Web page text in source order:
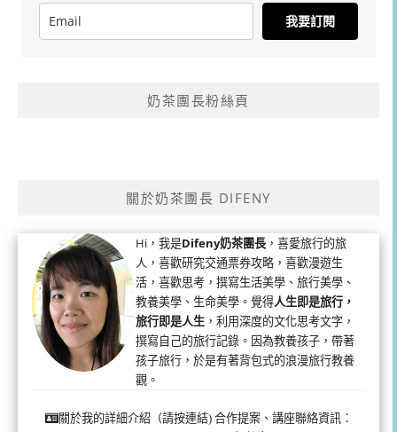
我要訂閱
奶茶團長粉絲頁
關於奶茶團長 DIFENY
Hi，我是Difeny奶茶團長 ，喜愛旅行的旅
人，喜歡研究交通票券攻略，喜歡漫遊生
活，喜歡思考，撰寫生活美學、旅行美學、
教養美學、生命美學。覺得人生即是旅行，
旅行即是人生 ，利用深度的文化思考文字，
撰寫自己的旅行記錄。因為教養孩子，帶著
孩子旅行，於是有著背包式的浪漫旅行教養
觀。
關於我的詳細介紹（請按連結)合作提案、講座聯絡資訊：